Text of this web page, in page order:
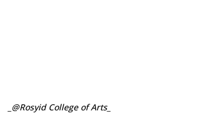
_@Rosyid College of Arts_